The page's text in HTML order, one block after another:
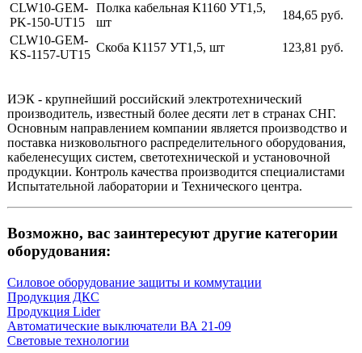
CLW10-GEM-
PK-150-UT15
Полка кабельная К1160 УТ1,5,
шт
184,65 руб.
CLW10-GEM-
KS-1157-UT15
Скоба К1157 УТ1,5, шт 123,81 руб.
ИЭК - крупнейший российский электротехнический
производитель, известный более десяти лет в странах СНГ.
Основным направлением компании является производство и
поставка низковольтного распределительного оборудования,
кабеленесущих систем, светотехнической и установочной
продукции. Контроль качества производится специалистами
Испытательной лаборатории и Технического центра.
Возможно, вас заинтересуют другие категории
оборудования:
Силовое оборудование защиты и коммутации
Продукция ДКС
Продукция Lider
Автоматические выключатели ВА 21-09
Световые технологии